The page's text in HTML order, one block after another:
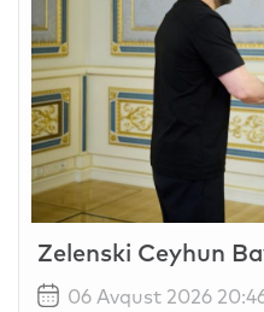
Zelenski Ceyhun
06 Avqust 2026